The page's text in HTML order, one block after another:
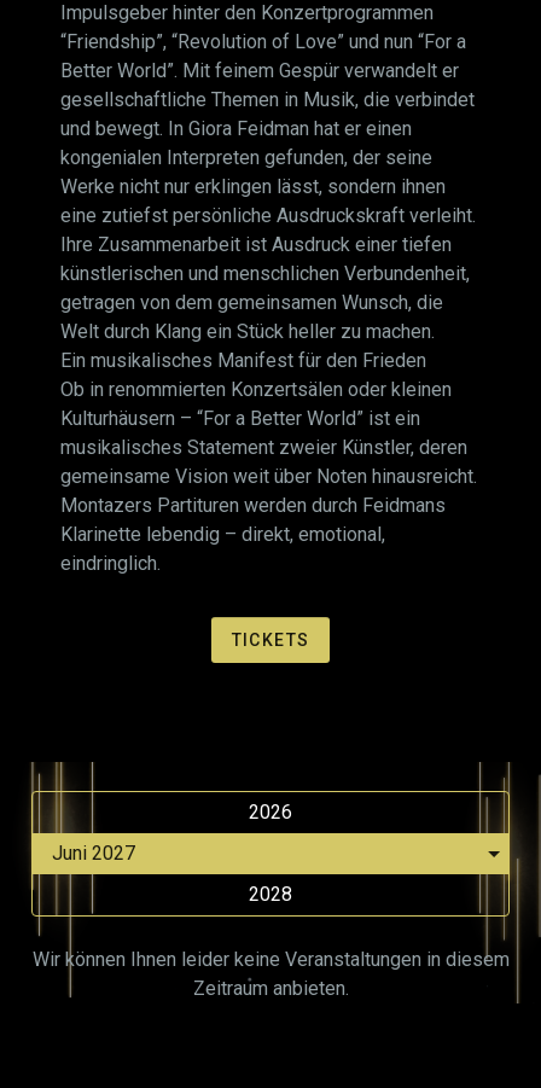
Impulsgeber hinter den Konzertprogrammen
“Friendship”, “Revolution of Love” und nun “For a
Better World”. Mit feinem Gespür verwandelt er
gesellschaftliche Themen in Musik, die verbindet
und bewegt. In Giora Feidman hat er einen
kongenialen Interpreten gefunden, der seine
Werke nicht nur erklingen lässt, sondern ihnen
eine zutiefst persönliche Ausdruckskraft verleiht.
Ihre Zusammenarbeit ist Ausdruck einer tiefen
künstlerischen und menschlichen Verbundenheit,
getragen von dem gemeinsamen Wunsch, die
Welt durch Klang ein Stück heller zu machen.
Ein musikalisches Manifest für den Frieden
Ob in renommierten Konzertsälen oder kleinen
Kulturhäusern – “For a Better World” ist ein
musikalisches Statement zweier Künstler, deren
gemeinsame Vision weit über Noten hinausreicht.
Montazers Partituren werden durch Feidmans
Klarinette lebendig – direkt, emotional,
eindringlich.
TICKETS
2026
2028
Wir können Ihnen leider keine Veranstaltungen in diesem
Zeitraum anbieten.